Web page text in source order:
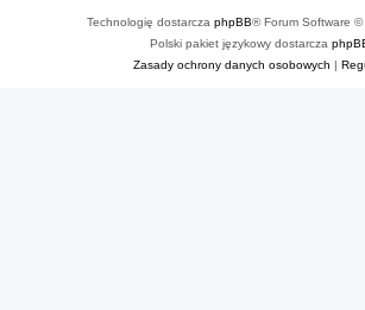
Technologię dostarcza phpBB® Forum Software ©
Polski pakiet językowy dostarcza
Zasady ochrony danych osobowych |